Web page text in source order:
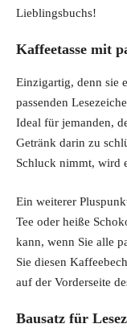
Lieblingsbuchs!
Kaffeetasse mit
Einzigartig, denn sie
passenden
Ideal für jemanden,
Getränk darin zu
Schluck nimmt, wird
Ein weiterer
Tee oder heiße
kann, wenn Sie alle
Sie diesen
auf der Vorderseite
Bausatz für